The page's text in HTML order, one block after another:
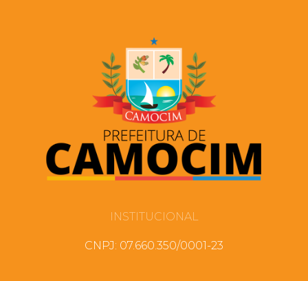
INSTITUCIONAL
CNPJ: 07.660.350/0001-23